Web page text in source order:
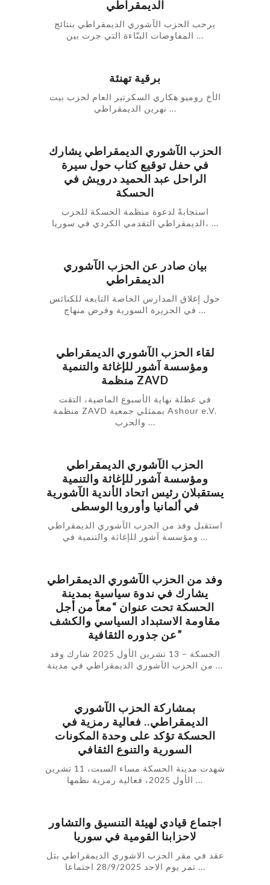
الديمقراطي
يرحب الحزب الآشوري الديمقراطي بنتائج
المفاوضات البنّاءة التي جرت بين ...
برقية تهنئة
الأخ روميو هكاري السكرتير العام لحزب بيت
نهرين الديمقراطي ...
الحزب الآشوري الديمقراطي يشارك
في حفل توقيع كتاب حول سيرة
الراحل عبد الحميد درويش في
الحسكة
استجابةً لدعوة منظمة الحسكة للحزب
الديمقراطي التقدمي الكردي في سوريا، ...
بيان صادر عن الحزب الآشوري
الديمقراطي
حول إغلاق المدارس الخاصة التابعة للكنائس
في الجزيرة السورية وفرض منهاج ...
لقاء الحزب الآشوري الديمقراطي
ومؤسسة آشور للإغاثة والتنمية
منظمة ZAVD
في عطلة نهاية الأسبوع الماضية، التقت
منظمة ZAVD بممثلي جمعية Ashour e.V.
والحزب ...
الحزب الآشوري الديمقراطي
ومؤسسة آشور للإغاثة والتنمية
يستقبلان رئيس اتحاد الأندية الآشورية
في ألمانيا وأوروبا الوسطى
استقبل وفد من الحزب الآشوري الديمقراطي
ومؤسسة آشور للإغاثة والتنمية في ...
وفد من الحزب الآشوري الديمقراطي
يشارك في ندوة سياسية بمدينة
الحسكة تحت عنوان “معاً من أجل
مقاومة الاستبداد السياسي والكشف
عن جذوره الثقافية”
الحسكة – 13 تشرين الأول 2025 شارك وفد
من الحزب الآشوري الديمقراطي في مدينة ...
بمشاركة الحزب الآشوري
الديمقراطي.. فعالية رمزية في
الحسكة تؤكد على وحدة المكونات
السورية والتنوع الثقافي
شهدت مدينة الحسكة مساء السبت، 11 تشرين
الأول 2025، فعالية رمزية نظمها ...
اجتماع قيادي لهيئة التنسيق والتشاور
لاحزابنا القومية في سوريا
عقد في مقر الحزب الاشوري الديمقراطي بتل
تمر يوم الاحد 28/9/2025 اجتماعا ...